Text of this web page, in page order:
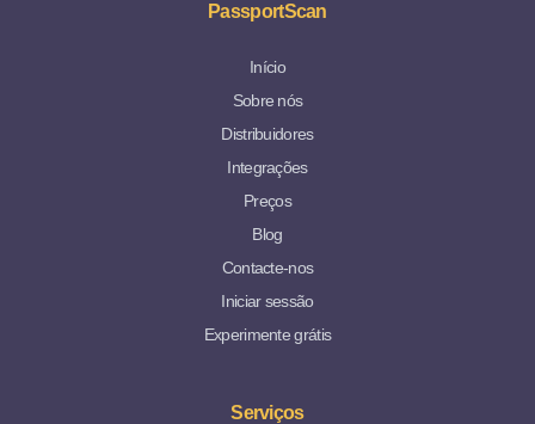
PassportScan
Início
Sobre nós
Distribuidores
Integrações
Preços
Blog
Contacte-nos
Iniciar sessão
Experimente grátis
Serviços